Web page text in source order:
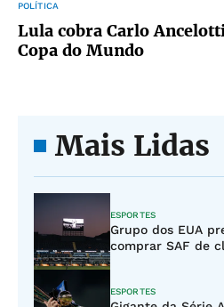
POLÍTICA
Lula cobra Carlo
Copa do Mundo
Mais Lidas
ESPORTES
Grupo dos EUA
comprar SAF de
ESPORTES